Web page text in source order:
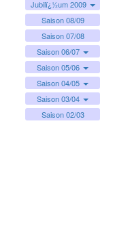
Jubilï¿½um 2009
Saison 08/09
Saison 07/08
Saison 06/07
Saison 05/06
Saison 04/05
Saison 03/04
Saison 02/03